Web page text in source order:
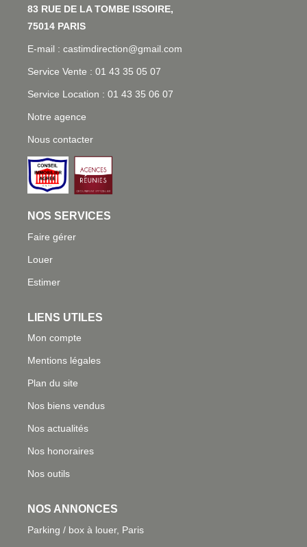
83 RUE DE LA TOMBE ISSOIRE, 75014 PARIS
E-mail : castimdirection@gmail.com
Service Vente : 01 43 35 05 07
Service Location : 01 43 35 06 07
Notre agence
Nous contacter
NOS SERVICES
Faire gérer
Louer
Estimer
LIENS UTILES
Mon compte
Mentions légales
Plan du site
Nos biens vendus
Nos actualités
Nos honoraires
Nos outils
NOS ANNONCES
Parking / box à louer, Paris